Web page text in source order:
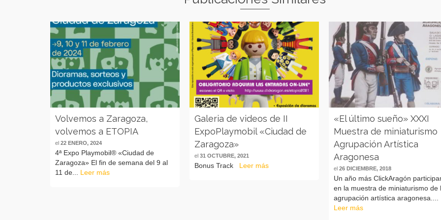
Volvemos a Zaragoza,
volvemos a ETOPIA
el 22 ENERO, 2024
4ª Expo Playmobil® «Ciudad de
Zaragoza» El fin de semana del 9 al
11 de... Leer más
Galeria de videos de II
ExpoPlaymobil «Ciudad de
Zaragoza»
el31 OCTUBRE, 2021
Bonus Track Leer más
«El último sueño» XXXI
Muestra de miniaturismo
Agrupación Artística
Aragonesa
el26 DICIEMBRE, 2018
Un año más ClickAragón
en la muestra de miniaturismo de
agrupación artística aragonesa....
Leer más